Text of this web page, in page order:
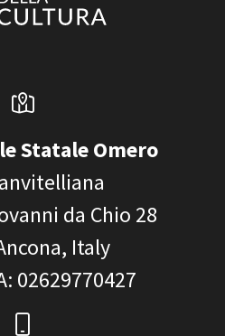
Statale Omero
da Chio 28
Italy
: 02629770427